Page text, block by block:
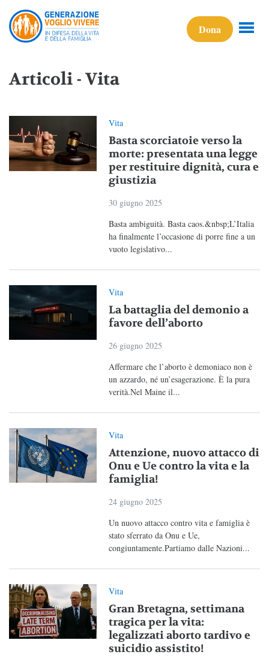
Dona
Articoli - Vita
Vita
Basta scorciatoie verso la
morte: presentata una legge
per restituire dignità, cura e
giustizia
30 giugno 2025
Basta ambiguità. Basta caos.&nbsp;L’Italia
ha finalmente l’occasione di porre fine a un
vuoto legislativo...
Vita
La battaglia del demonio a
favore dell’aborto
26 giugno 2025
Affermare che l’aborto è demoniaco non è
un azzardo, né un’esagerazione. È la pura
verità.Nel Maine il...
Vita
Attenzione, nuovo attacco di
Onu e Ue contro la vita e la
famiglia!
24 giugno 2025
Un nuovo attacco contro vita e famiglia è
stato sferrato da Onu e Ue,
congiuntamente.Partiamo dalle Nazioni...
Vita
Gran Bretagna, settimana
tragica per la vita:
legalizzati aborto tardivo e
suicidio assistito!